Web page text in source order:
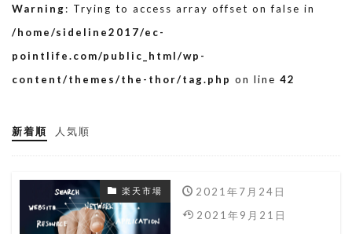
Warning: Trying to access array offset on false in
/home/sideline2017/ec-
pointlife.com/public_html/wp-
content/themes/the-thor/tag.php on line 42
新着順 人気順
楽天市場
2021年7月24日
2021年9月21日
スーパーSALEサーチ
タイムセール データベース
データ解析 トップページ ネット通販
ヤフーショッピング
ヤフーショッピング 売れるコツ
ヤフーショッピング 売上